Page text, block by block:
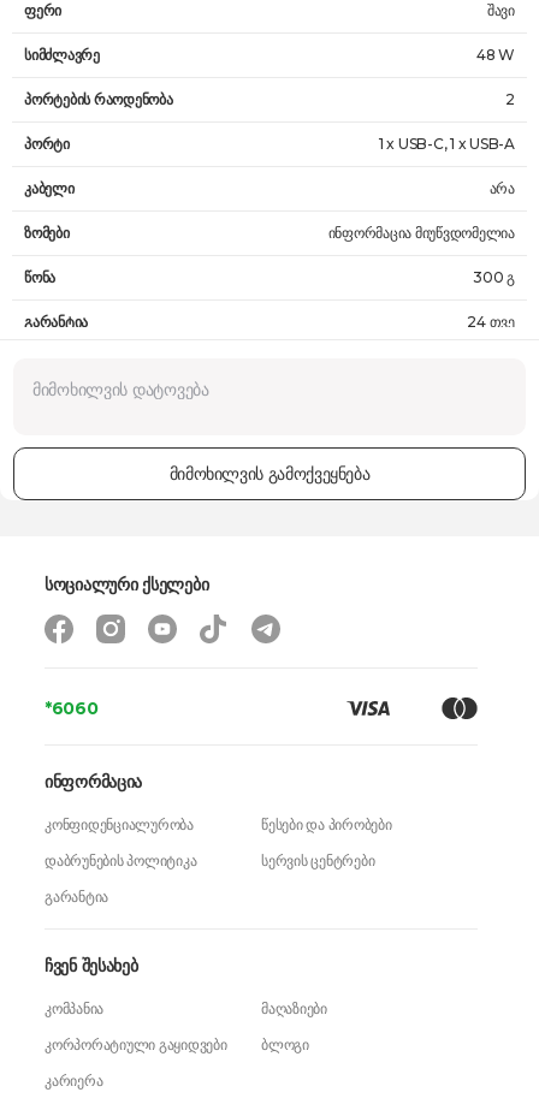
ფერი შავი
სიმძლავრე 48 W
პორტების რაოდენობა 2
პორტი 1 x USB-C, 1 x USB-A
კაბელი არა
ზომები ინფორმაცია მიუწვდომელია
წონა 300 გ
გარანტია 24 თვე
მიმოხილვის გამოქვეყნება
*6060
ჩვენ შესახებ
კომპანია
მაღაზიები
კორპორატიული გაყიდვები
ბლოგი
კარიერა
ინფორმაცია
კონფიდენციალურობა
წესები და პირობები
დაბრუნების პოლიტიკა
სერვის ცენტრები
გარანტია
სოციალური ქსელები